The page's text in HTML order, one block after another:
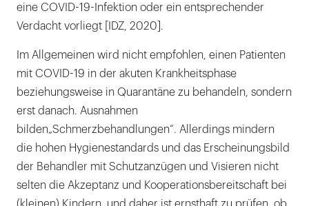
eine COVID-19-Infektion oder ein entsprechender
Verdacht vorliegt [IDZ, 2020].
Im Allgemeinen wird nicht empfohlen, einen Patienten
mit COVID-19 in der akuten Krankheitsphase
beziehungsweise in Quarantäne zu behandeln, sondern
erst danach. Ausnahmen
bilden„Schmerzbehandlungen“. Allerdings mindern
die hohen Hygienestandards und das Erscheinungsbild
der Behandler mit Schutzanzügen und Visieren nicht
selten die Akzeptanz und Kooperationsbereitschaft bei